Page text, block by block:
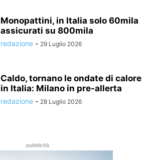
Monopattini, in Italia solo 60mila
assicurati su 800mila
redazione - 29 Luglio 2026
Caldo, tornano le ondate di calore
in Italia: Milano in pre-allerta
redazione - 28 Luglio 2026
pubblicità